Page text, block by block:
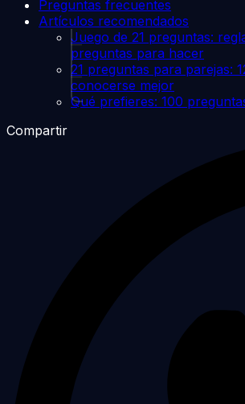
Preguntas frecuentes
Artículos recomendados
Juego de 21 preguntas:
preguntas para hacer
21 preguntas para parejas:
conocerse mejor
Qué prefieres: 100
Compartir